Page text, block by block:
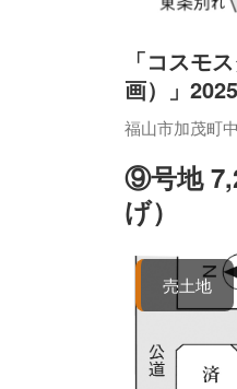
「コスモ
画）」
福山市加茂町
⑨号地
げ）
売土地